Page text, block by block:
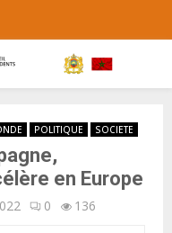
POLITIQUE SOCIETE
en Europe
0 136